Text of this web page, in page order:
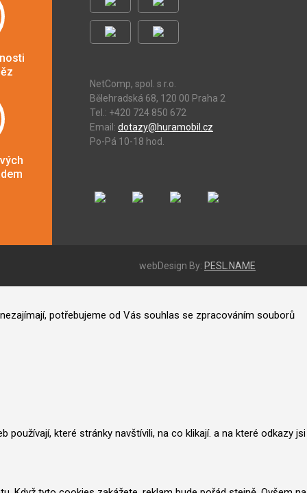
NetComp, spol. s r.o.
Bělehradská 68, 120 00 Praha 2
Tel.: +420 724 850 672
Email: dotazy@huramobil.cz
Po-Pá 10-18 hod.
webDesign By: PESL.NAME
potřebujeme od Vás souhlas se zpracováním souborů
které stránky navštívili, na co klikají. a na které odkazy jsi